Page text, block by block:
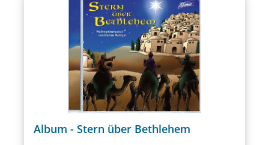
Album - Stern über Bethlehem